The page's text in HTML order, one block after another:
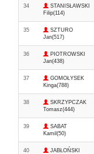
34
STANISŁAWSKI
Filip(114)
35
SZTURO
Jan(517)
36
PIOTROWSKI
Jan(438)
37
GOMOŁYSEK
Kinga(788)
38
SKRZYPCZAK
Tomasz(444)
39
SABAT
Kamil(50)
40
JABŁOŃSKI